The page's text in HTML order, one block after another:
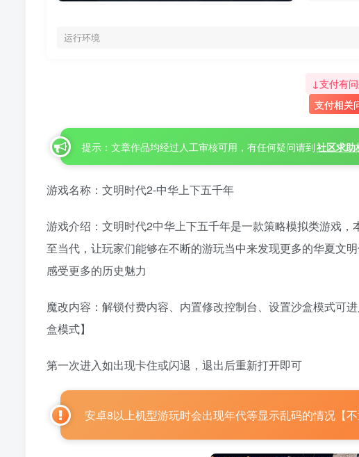
运行环境
↓支付有
支付相关
提示：文章作品均经过人工审核可用，有任何疑问请到社区求助
游戏名称：文明时代2-中华上下五千年
游戏介绍：文明时代2中华上下五千年是一款策略模拟类游戏
至当代，让玩家们能够在不断的游玩当中来发现更多的华夏文
感受更多的历史魅力
魔改内容：解锁付费内容、内置修改控制台、设置沙盒模式可
盒模式】
第一次进入如出现卡住或闪退，退出后重新打开即可
安卓8以上机型游玩时会出现年代等显示乱码的情况【